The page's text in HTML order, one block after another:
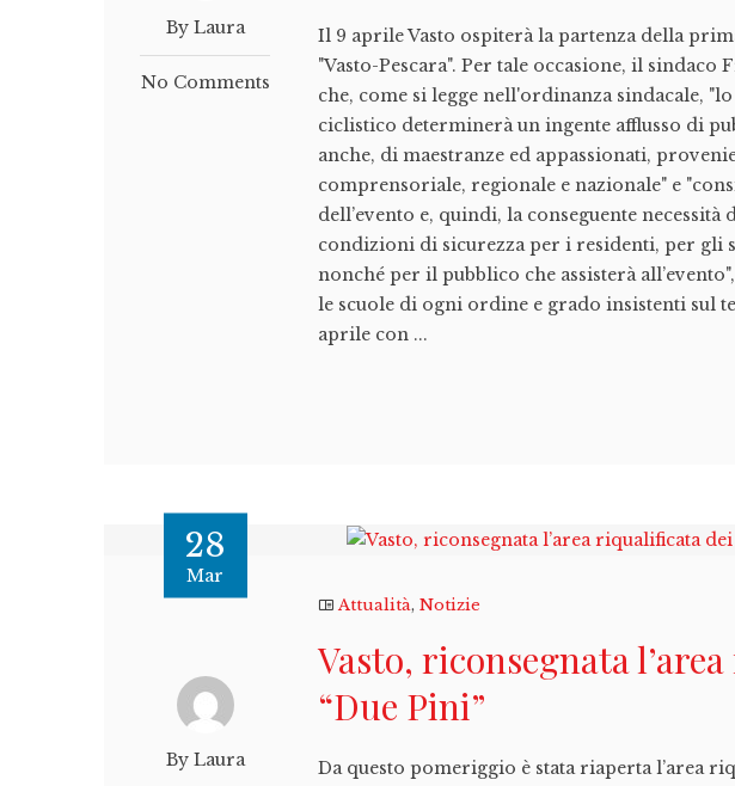
By Laura
No Comments
Il 9 aprile Vasto ospiterà la partenza della
"Vasto-Pescara". Per tale occasione, il sindaco
che, come si legge nell'ordinanza sindacale,
ciclistico determinerà un ingente afflusso di
anche, di maestranze ed appassionati,
comprensoriale, regionale e nazionale" e
dell’evento e, quindi, la conseguente
condizioni di sicurezza per i residenti, per gli
nonché per il pubblico che assisterà
le scuole di ogni ordine e grado insistenti sul
aprile con ...
28
Mar
By Laura
Attualità,Notizie
Vasto, riconsegnata
“Due Pini”
Da questo pomeriggio è stata riaperta l’area